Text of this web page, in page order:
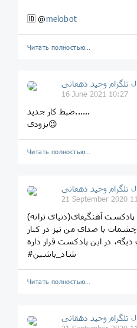
🆔 @melobot
Читать полностью…
تلگرام وحید دهقانی
16 June 2021 10:27
ضبط کار جدید......
بزودی😉
Читать полностью…
تلگرام وحید دهقانی
21 September 2020
پادکست آهنگیفای(دنیای ترانه)
با صدای من نیز در کنار
#شاد_باشین
Читать полностью…
تلگرام وحید دهقانی